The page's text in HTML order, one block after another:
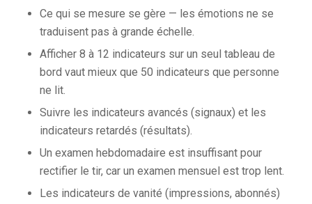
Ce qui se mesure se gère — les émotions ne se
traduisent pas à grande échelle.
Afficher 8 à 12 indicateurs sur un seul tableau de
bord vaut mieux que 50 indicateurs que personne
ne lit.
Suivre les indicateurs avancés (signaux) et les
indicateurs retardés (résultats).
Un examen hebdomadaire est insuffisant pour
rectifier le tir, car un examen mensuel est trop lent.
Les indicateurs de vanité (impressions, abonnés)